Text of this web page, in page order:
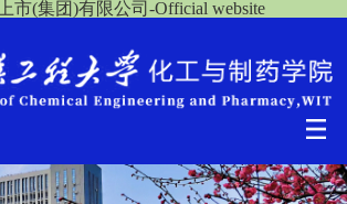
市(集团)有限公司-Official website